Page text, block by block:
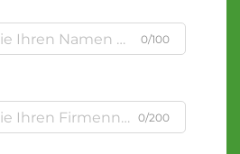
0/100
0/200